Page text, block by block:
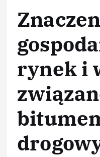
rynek i